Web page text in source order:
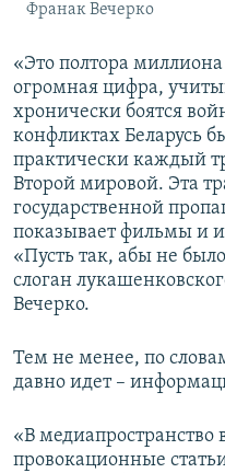
Франак Вечерко
«Это полтора
огромная цифра,
хронически боятся
конфликтах Беларусь
практически каждый
Второй мировой. Эта
государственной
показывает фильмы и
«Пусть так, абы не
слоган
Вечерко.
Тем не менее, по
давно идет –
«В медиапространство
провокационные